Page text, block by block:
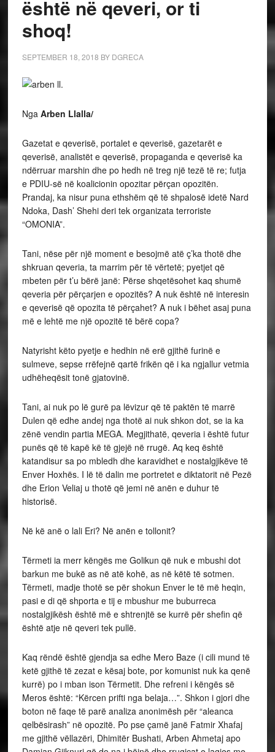
është në qeveri, or ti
shoq!
SEPTEMBER 18, 2018 BY DGRECA
Nga Arben Llalla/
Gazetat e qeverisë, portalet e qeverisë, gazetarët e
qeverisë, analistët e qeverisë, propaganda e qeverisë ka
ndërruar marshin dhe po hedh në treg një tezë të re; futja
e PDIU-së në koalicionin opozitar përçan opozitën.
Prandaj, ka nisur puna ethshëm që të shpalosë idetë Nard
Ndoka, Dash’ Shehi deri tek organizata terroriste
“OMONIA”.
Tani, nëse për një moment e besojmë atë ç’ka thotë dhe
shkruan qeveria, ta marrim për të vërtetë; pyetjet që
mbeten për t’u bërë janë: Përse shqetësohet kaq shumë
qeveria për përçarjen e opozitës? A nuk është në interesin
e qeverisë që opozita të përçahet? A nuk i bëhet asaj puna
më e lehtë me një opozitë të bërë copa?
Natyrisht këto pyetje e hedhin në erë gjithë furinë e
sulmeve, sepse rrëfejnë qartë frikën që i ka ngjallur vetmia
udhëheqësit tonë gjatovinë.
Tani, ai nuk po lë gurë pa lëvizur që të paktën të marrë
Dulen që edhe andej nga thotë ai nuk shkon dot, se ia ka
zënë vendin partia MEGA. Megjithatë, qeveria i është futur
punës që të kapë kë të gjejë në rrugë. Aq keq është
katandisur sa po mbledh dhe karavidhet e nostalgjikëve të
Enver Hoxhës. I lë të dalin me portretet e diktatorit në Pezë
dhe Erion Veliaj u thotë që jemi në anën e duhur të
historisë.
Në kë anë o lali Eri? Në anën e tollonit?
Tërmeti ia merr këngës me Golikun që nuk e mbushi dot
barkun me bukë as në atë kohë, as në këtë të sotmen.
Tërmeti, madje thotë se për shokun Enver le të më heqin,
pasi e di që shporta e tij e mbushur me buburreca
nostalgjikësh është më e shtrenjtë se kurrë për shefin që
është atje në qeveri tek pullë.
Kaq rëndë është gjendja sa edhe Mero Baze (i cili mund të
ketë gjithë të zezat e kësaj bote, por komunist nuk ka qenë
kurrë) po i mban ison Tërmetit. Dhe refreni i këngës së
Meros është: “Kërcen prifti nga belaja…”. Shkon i gjori dhe
boton në faqe të parë analiza anonimësh për “aleanca
qelbësirash” në opozitë. Po pse çamë janë Fatmir Xhafaj
me gjithë vëllazëri, Dhimitër Bushati, Arben Ahmetaj apo